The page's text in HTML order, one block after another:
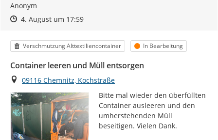
Anonym
Zeitpunkt des Erstellens
Zeitpunkt des Erstellens
4. August um 17:59Zur Äußerung
Kategorie
Verschmutzung Alttextiliencontainer Status
In Bearbeitung
Container leeren und Müll entsorgen
Ort
09116 Chemnitz, Kochstraße
Bitte mal wieder den überfüllten
Container ausleeren und den
umherstehenden Müll
beseitigen. Vielen Dank.